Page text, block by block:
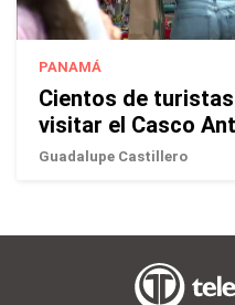
PANAMÁ
Cientos de
visitar el Casco
Guadalupe Castillero